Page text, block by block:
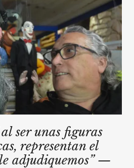
ser unas figuras
representan el
adjudiquemos”—